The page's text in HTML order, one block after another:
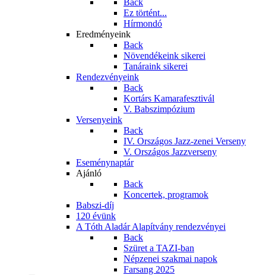
Back
Ez történt...
Hírmondó
Eredményeink
Back
Növendékeink sikerei
Tanáraink sikerei
Rendezvényeink
Back
Kortárs Kamarafesztivál
V. Babszimpózium
Versenyeink
Back
IV. Országos Jazz-zenei Verseny
V. Országos Jazzverseny
Eseménynaptár
Ajánló
Back
Koncertek, programok
Babszi-díj
120 évünk
A Tóth Aladár Alapítvány rendezvényei
Back
Szüret a TAZI-ban
Népzenei szakmai napok
Farsang 2025